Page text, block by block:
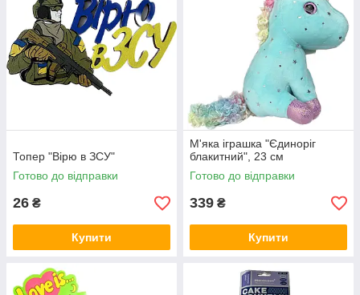
Топер "Вірю в ЗСУ"
Готово до відправки
26 ₴
Купити
М'яка іграшка "Єдиноріг
блакитний", 23 см
Готово до відправки
339 ₴
Купити